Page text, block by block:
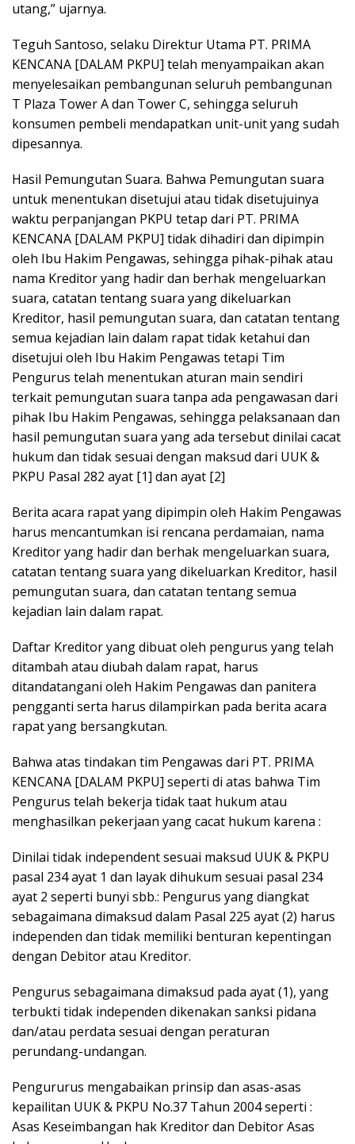
utang,” ujarnya.
Teguh Santoso, selaku Direktur Utama PT. PRIMA
KENCANA [DALAM PKPU] telah menyampaikan akan
menyelesaikan pembangunan seluruh pembangunan
T Plaza Tower A dan Tower C, sehingga seluruh
konsumen pembeli mendapatkan unit-unit yang sudah
dipesannya.
Hasil Pemungutan Suara. Bahwa Pemungutan suara
untuk menentukan disetujui atau tidak disetujuinya
waktu perpanjangan PKPU tetap dari PT. PRIMA
KENCANA [DALAM PKPU] tidak dihadiri dan dipimpin
oleh Ibu Hakim Pengawas, sehingga pihak-pihak atau
nama Kreditor yang hadir dan berhak mengeluarkan
suara, catatan tentang suara yang dikeluarkan
Kreditor, hasil pemungutan suara, dan catatan tentang
semua kejadian lain dalam rapat tidak ketahui dan
disetujui oleh Ibu Hakim Pengawas tetapi Tim
Pengurus telah menentukan aturan main sendiri
terkait pemungutan suara tanpa ada pengawasan dari
pihak Ibu Hakim Pengawas, sehingga pelaksanaan dan
hasil pemungutan suara yang ada tersebut dinilai cacat
hukum dan tidak sesuai dengan maksud dari UUK &
PKPU Pasal 282 ayat [1] dan ayat [2]
Berita acara rapat yang dipimpin oleh Hakim Pengawas
harus mencantumkan isi rencana perdamaian, nama
Kreditor yang hadir dan berhak mengeluarkan suara,
catatan tentang suara yang dikeluarkan Kreditor, hasil
pemungutan suara, dan catatan tentang semua
kejadian lain dalam rapat.
Daftar Kreditor yang dibuat oleh pengurus yang telah
ditambah atau diubah dalam rapat, harus
ditandatangani oleh Hakim Pengawas dan panitera
pengganti serta harus dilampirkan pada berita acara
rapat yang bersangkutan.
Bahwa atas tindakan tim Pengawas dari PT. PRIMA
KENCANA [DALAM PKPU] seperti di atas bahwa Tim
Pengurus telah bekerja tidak taat hukum atau
menghasilkan pekerjaan yang cacat hukum karena :
Dinilai tidak independent sesuai maksud UUK & PKPU
pasal 234 ayat 1 dan layak dihukum sesuai pasal 234
ayat 2 seperti bunyi sbb.: Pengurus yang diangkat
sebagaimana dimaksud dalam Pasal 225 ayat (2) harus
independen dan tidak memiliki benturan kepentingan
dengan Debitor atau Kreditor.
Pengurus sebagaimana dimaksud pada ayat (1), yang
terbukti tidak independen dikenakan sanksi pidana
dan/atau perdata sesuai dengan peraturan
perundang-undangan.
Pengururus mengabaikan prinsip dan asas-asas
kepailitan UUK & PKPU No.37 Tahun 2004 seperti :
Asas Keseimbangan hak Kreditor dan Debitor Asas